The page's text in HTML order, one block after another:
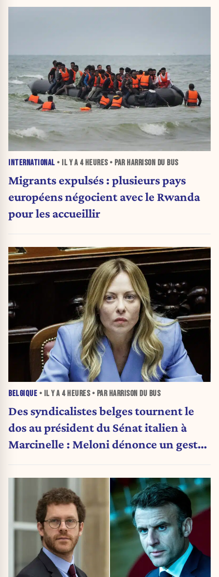
INTERNATIONAL • IL Y A 4 HEURES• PAR HARRISON DU BUS
Migrants expulsés : plusieurs pays
européens négocient avec le Rwanda
pour les accueillir
BELGIQUE • IL Y A 4 HEURES• PAR HARRISON DU BUS
Des syndicalistes belges tournent le
dos au président du Sénat italien à
Marcinelle : Meloni dénonce un geste